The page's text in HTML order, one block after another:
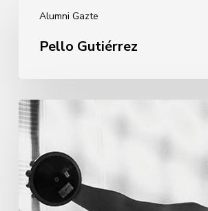
Alumni Gazte
Gutiérrez
Pello Gutiérrez
Andrea
Martínez
Murillo